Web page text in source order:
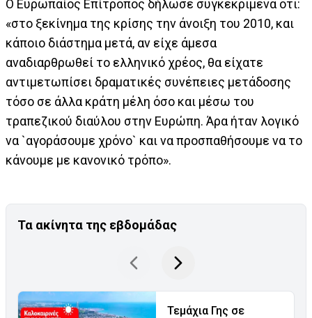
Ο Ευρωπαίος Επίτροπος δήλωσε συγκεκριμένα ότι:
«στο ξεκίνημα της κρίσης την άνοιξη του 2010, και
κάποιο διάστημα μετά, αν είχε άμεσα
αναδιαρθρωθεί το ελληνικό χρέος, θα είχατε
αντιμετωπίσει δραματικές συνέπειες μετάδοσης
τόσο σε άλλα κράτη μέλη όσο και μέσω του
τραπεζικού διαύλου στην Ευρώπη. Άρα ήταν λογικό
να `αγοράσουμε χρόνο` και να προσπαθήσουμε να το
κάνουμε με κανονικό τρόπο».
Τα ακίνητα της εβδομάδας
Τεμάχια Γης σε